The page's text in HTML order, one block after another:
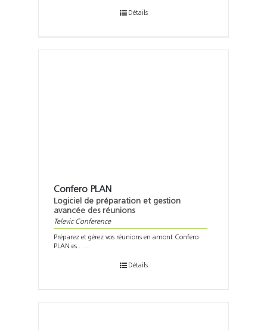
Détails
Confero PLAN
Logiciel de préparation et gestion
avancée des réunions
Televic Conference
Préparez et gérez vos réunions en amont Confero
PLAN es . . .
Détails